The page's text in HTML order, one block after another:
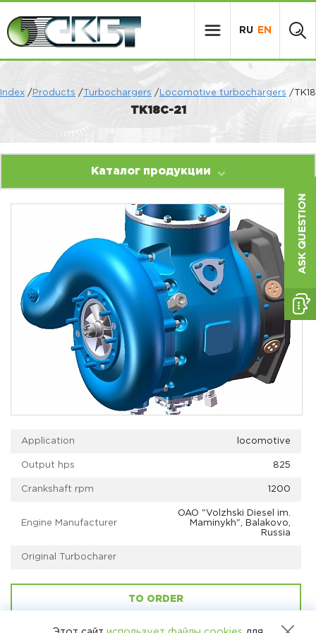
RU EN
Index / Products / Turbochargers / Locomotive turbochargers /ТК18
ТК18С-21
Каталог продукции
Application locomotive
Output hps 825
Crankshaft rpm 1200
Engine Manufacturer
OAO "Volzhski Diesel im.
Maminykh", Balakovo,
Russia
Original Turbocharer
TO ORDER